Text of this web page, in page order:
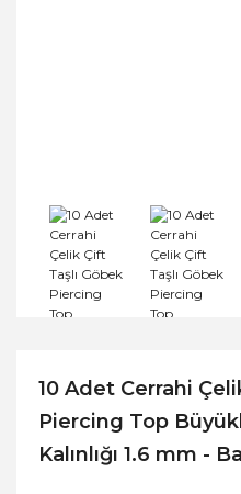
10 Adet Cerrahi
Piercing Top
Kalınlığı 1.6 mm -